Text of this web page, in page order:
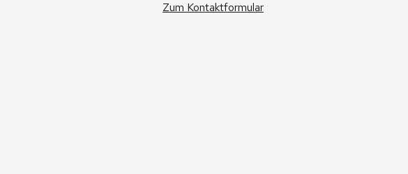
Zum Kontaktformular